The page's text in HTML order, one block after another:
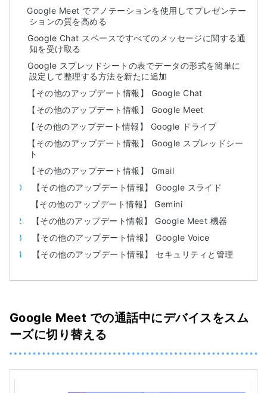
Google Meet でアノテーションを使用してプレゼンテー
ションの質を高める
Google Chat スペースですべてのメッセージに関する通
知を受け取る
Google スプレッドシートの表でデータの形式を簡単に
設定して整理する方法を新たに追加
【その他のアップデート情報】 Google Chat
【その他のアップデート情報】 Google Meet
【その他のアップデート情報】 Google ドライブ
【その他のアップデート情報】 Google スプレッドシー
ト
【その他のアップデート情報】 Gmail
【その他のアップデート情報】 Google スライド
【その他のアップデート情報】 Gemini
【その他のアップデート情報】 Google Meet 機器
【その他のアップデート情報】 Google Voice
【その他のアップデート情報】 セキュリティと管理
Google Meet での通話中にデバイスをスム
ーズに切り替える